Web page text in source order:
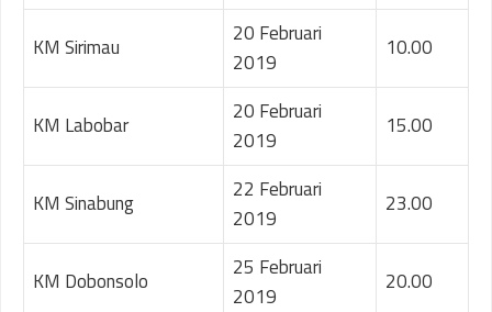
KM Sirimau
20 Februari
2019
10.00
KM Labobar
20 Februari
2019
15.00
KM Sinabung
22 Februari
2019
23.00
KM Dobonsolo
25 Februari
2019
20.00